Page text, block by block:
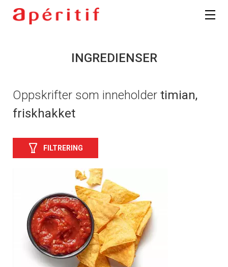
INGREDIENSER
Oppskrifter som inneholder timian,
friskhakket
FILTRERING